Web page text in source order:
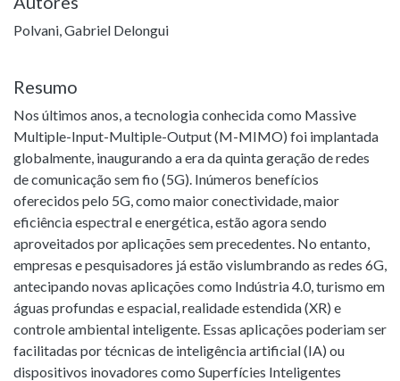
Polvani, Gabriel Delongui
Resumo
Nos últimos anos, a tecnologia conhecida como Massive
Multiple-Input-Multiple-Output (M-MIMO) foi implantada
globalmente, inaugurando a era da quinta geração de redes
de comunicação sem fio (5G). Inúmeros benefícios
oferecidos pelo 5G, como maior conectividade, maior
eficiência espectral e energética, estão agora sendo
aproveitados por aplicações sem precedentes. No entanto,
empresas e pesquisadores já estão vislumbrando as redes 6G,
antecipando novas aplicações como Indústria 4.0, turismo em
águas profundas e espacial, realidade estendida (XR) e
controle ambiental inteligente. Essas aplicações poderiam ser
facilitadas por técnicas de inteligência artificial (IA) ou
dispositivos inovadores como Superfícies Inteligentes